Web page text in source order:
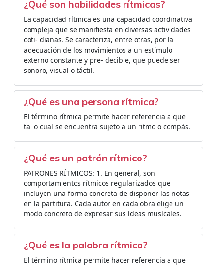
¿Qué son habilidades rítmicas?
La capacidad rítmica es una capacidad coordinativa
compleja que se manifiesta en diversas actividades
coti- dianas. Se caracteriza, entre otras, por la
adecuación de los movimientos a un estímulo
externo constante y pre- decible, que puede ser
sonoro, visual o táctil.
¿Qué es una persona rítmica?
El término rítmica permite hacer referencia a que
tal o cual se encuentra sujeto a un ritmo o compás.
¿Qué es un patrón rítmico?
PATRONES RÍTMICOS: 1. En general, son
comportamientos rítmicos regularizados que
incluyen una forma concreta de disponer las notas
en la partitura. Cada autor en cada obra elige un
modo concreto de expresar sus ideas musicales.
¿Qué es la palabra rítmica?
El término rítmica permite hacer referencia a que